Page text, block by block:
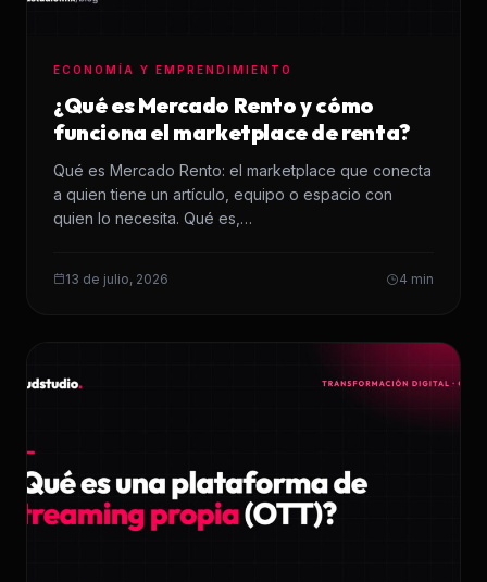
ECONOMÍA Y EMPRENDIMIENTO
¿Qué es Mercado Rento y cómo
funciona el marketplace de renta?
Qué es Mercado Rento: el marketplace que conecta
a quien tiene un artículo, equipo o espacio con
quien lo necesita. Qué es,…
13 de julio, 2026 4 min